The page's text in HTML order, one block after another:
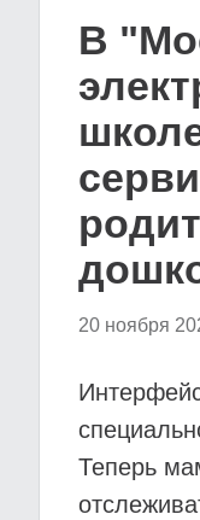
В
20 ноября
Теперь